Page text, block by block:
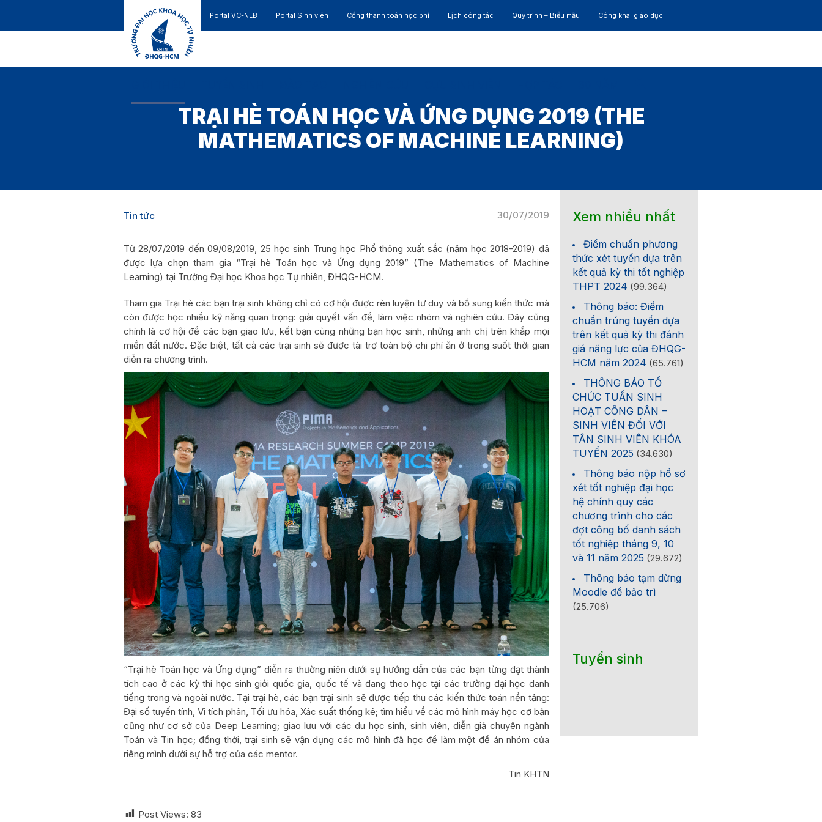
Portal VC-NLĐ Portal Sinh viên Cổng thanh toán học phí Lịch công tác Quy trình – Biểu mẫu Công khai giáo dục
TRẠI HÈ TOÁN HỌC VÀ ỨNG DỤNG 2019 (THE
MATHEMATICS OF MACHINE LEARNING)
30/07/2019
Tin tức
Từ 28/07/2019 đến 09/08/2019, 25 học sinh Trung học Phổ thông xuất sắc (năm học 2018-2019) đã
được lựa chọn tham gia “Trại hè Toán học và Ứng dụng 2019” (The Mathematics of Machine
Learning) tại Trường Đại học Khoa học Tự nhiên, ĐHQG-HCM.
Tham gia Trại hè các bạn trại sinh không chỉ có cơ hội được rèn luyện tư duy và bổ sung kiến thức mà
còn được học nhiều kỹ năng quan trọng: giải quyết vấn đề, làm việc nhóm và nghiên cứu. Đây cũng
chính là cơ hội để các bạn giao lưu, kết bạn cùng những bạn học sinh, những anh chị trên khắp mọi
miền đất nước. Đặc biệt, tất cả các trại sinh sẽ được tài trợ toàn bộ chi phí ăn ở trong suốt thời gian
diễn ra chương trình.
“Trại hè Toán học và Ứng dụng” diễn ra thường niên dưới sự hướng dẫn của các bạn từng đạt thành
tích cao ở các kỳ thi học sinh giỏi quốc gia, quốc tế và đang theo học tại các trường đại học danh
tiếng trong và ngoài nước. Tại trại hè, các bạn trại sinh sẽ được tiếp thu các kiến thức toán nền tảng:
Đại số tuyến tính, Vi tích phân, Tối ưu hóa, Xác suất thống kê; tìm hiểu về các mô hình máy học cơ bản
cũng như cơ sở của Deep Learning; giao lưu với các du học sinh, sinh viên, diễn giả chuyên ngành
Toán và Tin học; đồng thời, trại sinh sẽ vận dụng các mô hình đã học để làm một đề án nhóm của
riêng mình dưới sự hỗ trợ của các mentor.
Tin KHTN
Post Views: 83
Xem nhiều nhất
Điểm chuẩn phương
thức xét tuyển dựa trên
kết quả kỳ thi tốt nghiệp
THPT 2024 (99.364)
Thông báo: Điểm
chuẩn trúng tuyển dựa
trên kết quả kỳ thi đánh
giá năng lực của ĐHQG-
HCM năm 2024 (65.761)
THÔNG BÁO TỔ
CHỨC TUẦN SINH
HOẠT CÔNG DÂN –
SINH VIÊN ĐỐI VỚI
TÂN SINH VIÊN KHÓA
TUYỂN 2025 (34.630)
Thông báo nộp hồ sơ
xét tốt nghiệp đại học
hệ chính quy các
chương trình cho các
đợt công bố danh sách
tốt nghiệp tháng 9, 10
và 11 năm 2025 (29.672)
Thông báo tạm dừng
Moodle để bảo trì
(25.706)
Tuyển sinh